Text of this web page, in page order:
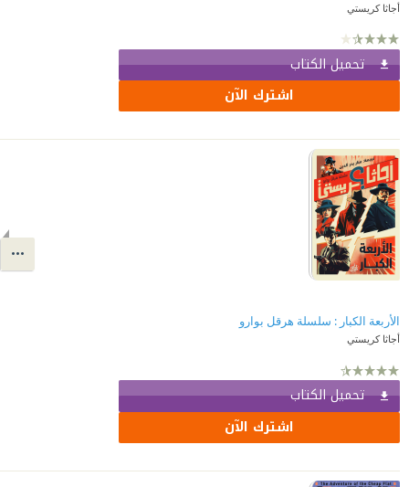
أجاثا كريستي
تحميل الكتاب
اشترك الآن
الأربعة الكبار : سلسلة هرقل بوارو
أجاثا كريستي
تحميل الكتاب
اشترك الآن